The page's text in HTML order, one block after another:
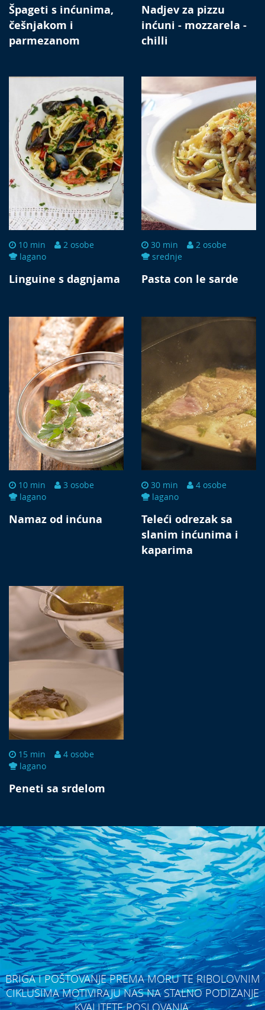
Špageti s inćunima,
češnjakom i
parmezanom
Nadjev za pizzu
inćuni - mozzarela -
chilli
10 min
2 osobe
lagano
Linguine s dagnjama
30 min
2 osobe
srednje
Pasta con le sarde
10 min
3 osobe
lagano
Namaz od inćuna
30 min
4 osobe
lagano
Teleći odrezak sa
slanim inćunima i
kaparima
15 min
4 osobe
lagano
Peneti sa srdelom
BRIGA I POŠTOVANJE PREMA MORU TE RIBOLOVNIM
CIKLUSIMA MOTIVIRAJU NAS NA STALNO PODIZANJE